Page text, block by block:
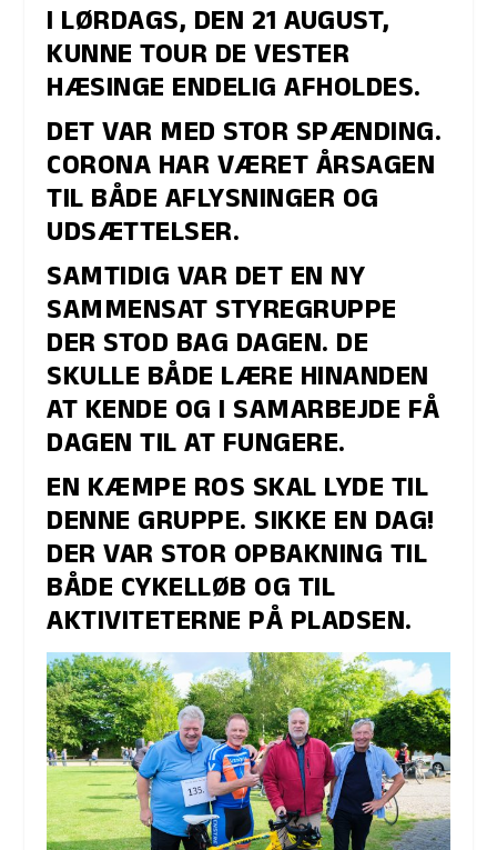
I LØRDAGS, DEN 21 AUGUST,
KUNNE TOUR DE VESTER
HÆSINGE ENDELIG AFHOLDES.
DET VAR MED STOR SPÆNDING.
CORONA HAR VÆRET ÅRSAGEN
TIL BÅDE AFLYSNINGER OG
UDSÆTTELSER.
SAMTIDIG VAR DET EN NY
SAMMENSAT STYREGRUPPE
DER STOD BAG DAGEN. DE
SKULLE BÅDE LÆRE HINANDEN
AT KENDE OG I SAMARBEJDE FÅ
DAGEN TIL AT FUNGERE.
EN KÆMPE ROS SKAL LYDE TIL
DENNE GRUPPE. SIKKE EN DAG!
DER VAR STOR OPBAKNING TIL
BÅDE CYKELLØB OG TIL
AKTIVITETERNE PÅ PLADSEN.